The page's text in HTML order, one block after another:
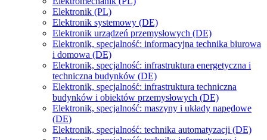
Elektronik (PL)
Elektronik systemowy (DE)
Elektronik urządzeń przemysłowych (DE)
Elektronik, specjalność: informacyjna technika biurowa
i domowa (DE)
Elektronik, specjalność: infrastruktura energetyczna i
techniczna budynków (DE)
Elektronik, specjalność: infrastruktura techniczna
budynków i obiektów przemysłowych (DE)
Elektronik, specjalność: maszyny i układy napędowe
(DE)
Elektronik, specjalność: technika automatyzacji (DE)